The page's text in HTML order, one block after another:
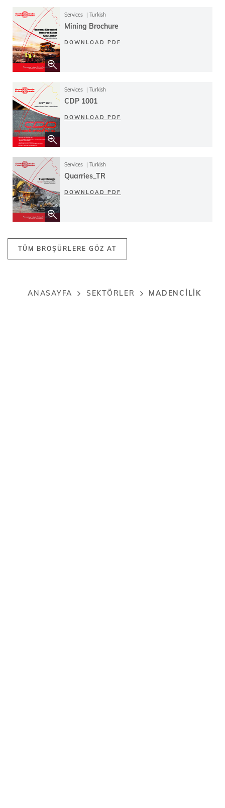
ANASAYFA SEKTÖRLER MADENCILIK
TÜM BROŞÜRLERE GÖZ AT
Services Turkish
Mining Brochure
DOWNLOAD PDF
Services Turkish
CDP 1001
DOWNLOAD PDF
Services Turkish
Quarries_TR
DOWNLOAD PDF